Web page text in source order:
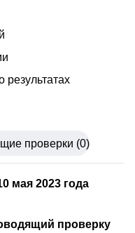
результатах
проверки (0)
мая 2023 года
проверку